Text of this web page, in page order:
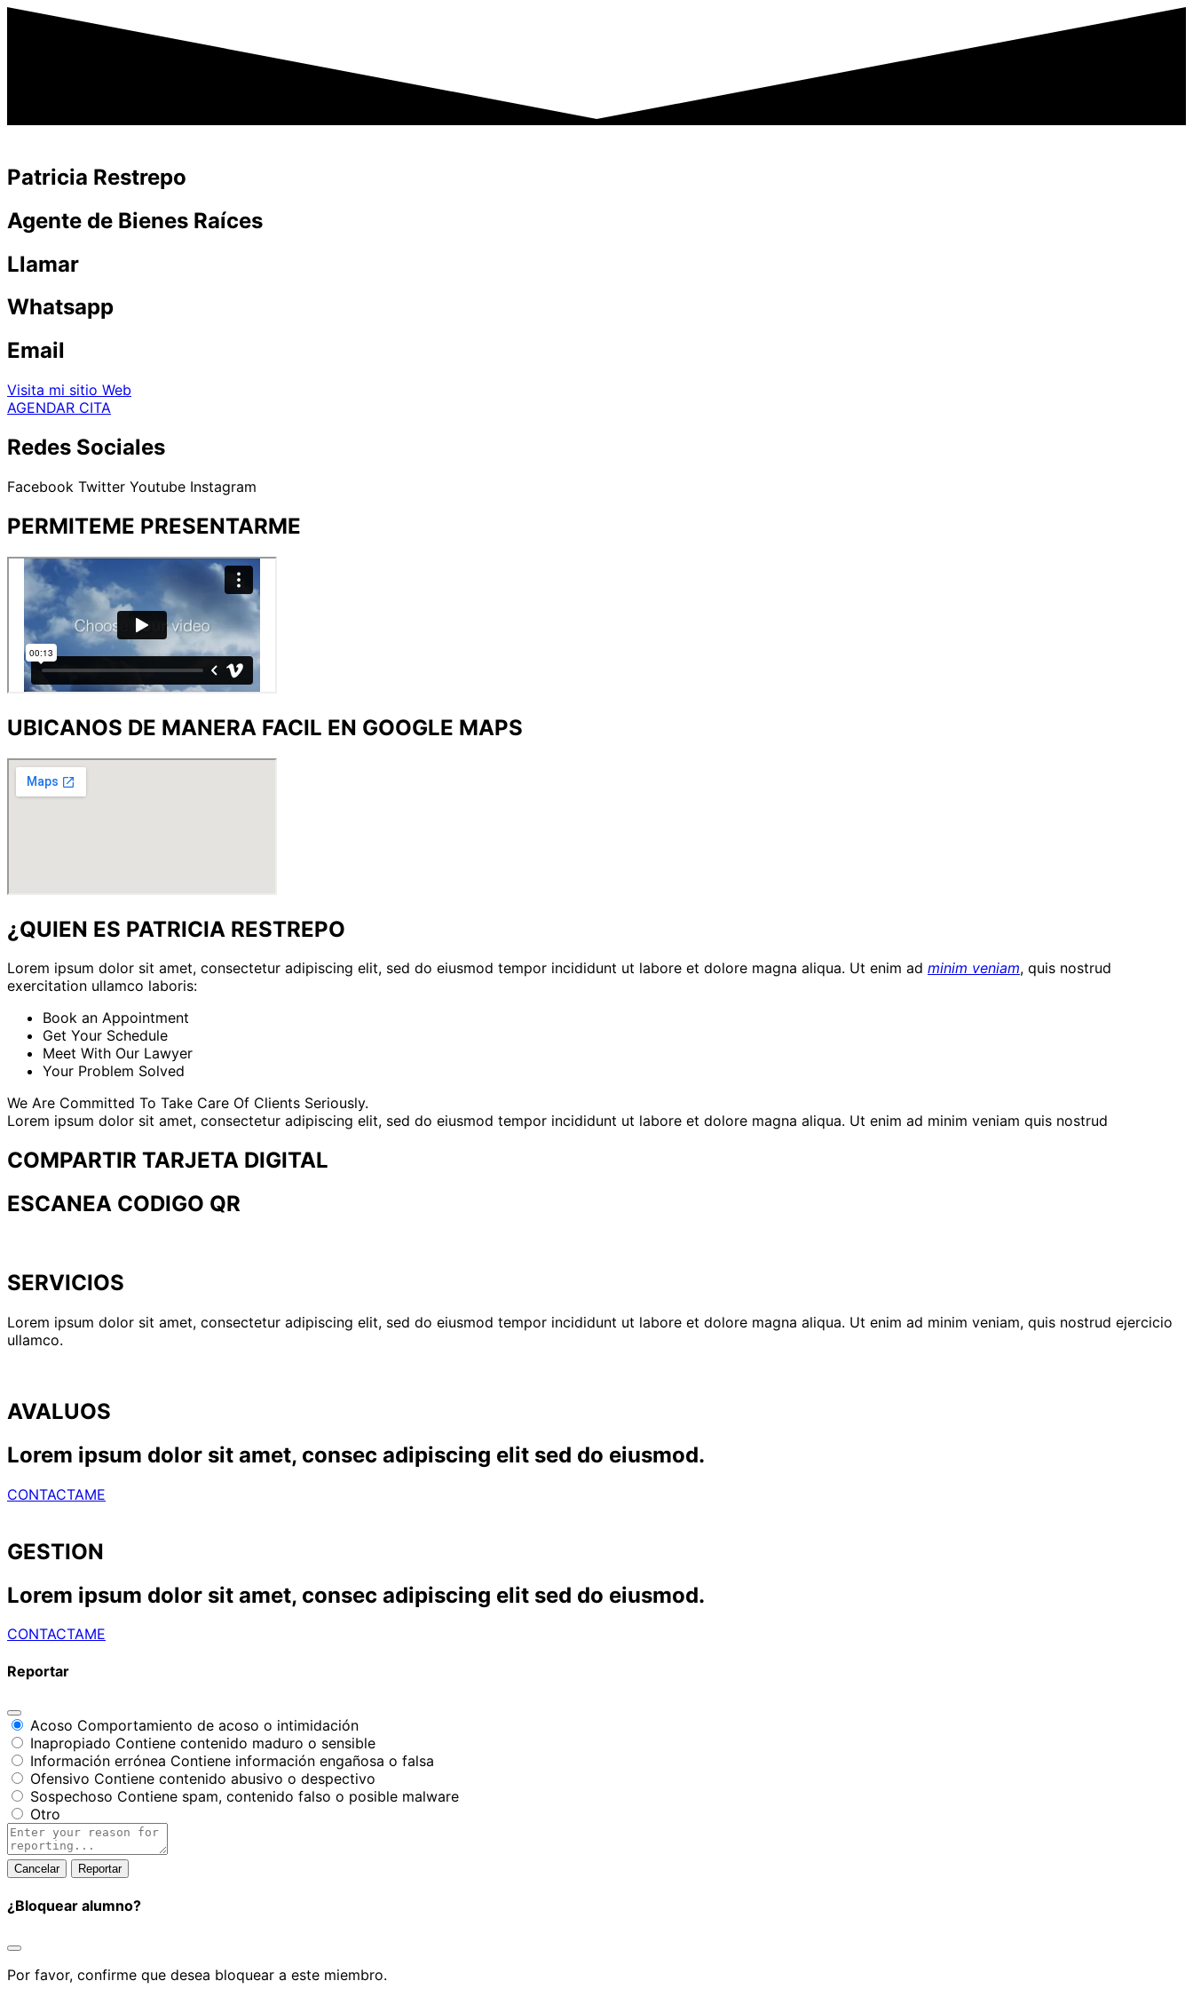
Patricia Restrepo
Agente de Bienes Raíces
Llamar
Whatsapp
Email
Visita mi sitio Web
AGENDAR CITA
Redes Sociales
Facebook Twitter Youtube Instagram
PERMITEME PRESENTARME
UBICANOS DE MANERA FACIL EN GOOGLE MAPS
¿QUIEN ES PATRICIA RESTREPO
Lorem ipsum dolor sit amet, consectetur adipiscing elit, sed do eiusmod tempor incididunt ut labore et dolore magna aliqua. Ut enim ad minim veniam, quis nostrud
exercitation ullamco laboris:
Book an Appointment
Get Your Schedule
Meet With Our Lawyer
Your Problem Solved
We Are Committed To Take Care Of Clients Seriously.
Lorem ipsum dolor sit amet, consectetur adipiscing elit, sed do eiusmod tempor incididunt ut labore et dolore magna aliqua. Ut enim ad minim veniam quis nostrud
COMPARTIR TARJETA DIGITAL
ESCANEA CODIGO QR
SERVICIOS
Lorem ipsum dolor sit amet, consectetur adipiscing elit, sed do eiusmod tempor incididunt ut labore et dolore magna aliqua. Ut enim ad minim veniam, quis nostrud ejercicio
ullamco.
AVALUOS
Lorem ipsum dolor sit amet, consec adipiscing elit sed do eiusmod.
CONTACTAME
GESTION
Lorem ipsum dolor sit amet, consec adipiscing elit sed do eiusmod.
CONTACTAME
Reportar
Acoso Comportamiento de acoso o intimidación
Inapropiado Contiene contenido maduro o sensible
Información errónea Contiene información engañosa o falsa
Ofensivo Contiene contenido abusivo o despectivo
Sospechoso Contiene spam, contenido falso o posible malware
Otro
Report
note
Reportar
¿Bloquear alumno?
Por favor, confirme que desea bloquear a este miembro.